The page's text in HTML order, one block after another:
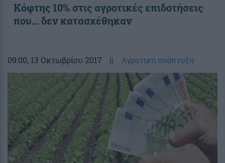
Κόφτης 10% στις αγροτικές επιδοτήσεις
που… δεν κατασχέθηκαν
09:00, 13 Οκτωβρίου 2017 || Αγροτική ανάπτυξη